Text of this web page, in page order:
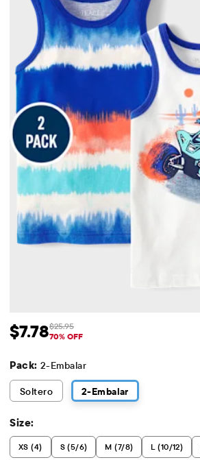
Precio de venta: $7.78
$7.78 Precio original: $25.95
$25.95
70% OFF
Pack: 2-Embalar
Soltero 2-Embalar
Size:
XS (4) S (5/6) M (7/8) L (10/12)